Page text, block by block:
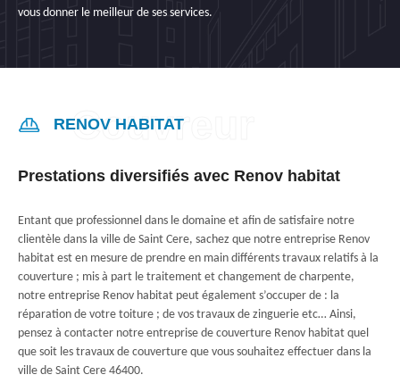
vous donner le meilleur de ses services.
RENOV HABITAT
Prestations diversifiés avec Renov habitat
Entant que professionnel dans le domaine et afin de satisfaire notre
clientèle dans la ville de Saint Cere, sachez que notre entreprise Renov
habitat est en mesure de prendre en main différents travaux relatifs à la
couverture ; mis à part le traitement et changement de charpente,
notre entreprise Renov habitat peut également s’occuper de : la
réparation de votre toiture ; de vos travaux de zinguerie etc… Ainsi,
pensez à contacter notre entreprise de couverture Renov habitat quel
que soit les travaux de couverture que vous souhaitez effectuer dans la
ville de Saint Cere 46400.